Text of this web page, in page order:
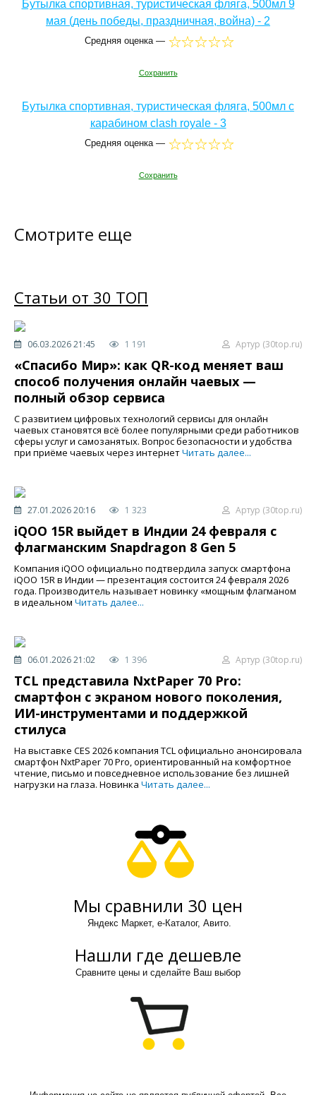
Бутылка спортивная, туристическая фляга, 500мл 9
мая (день победы, праздничная, война) - 2
Средняя оценка —
Сохранить
Бутылка спортивная, туристическая фляга, 500мл с
карабином clash royale - 3
Средняя оценка —
Сохранить
Смотрите еще
Статьи от 30 ТОП
06.03.2026 21:45 1 191 Артур (30top.ru)
«Спасибо Мир»: как QR-код меняет ваш
способ получения онлайн чаевых —
полный обзор сервиса
С развитием цифровых технологий сервисы для онлайн
чаевых становятся всё более популярными среди работников
сферы услуг и самозанятых. Вопрос безопасности и удобства
при приёме чаевых через интернетЧитать далее...
27.01.2026 20:16 1 323 Артур (30top.ru)
iQOO 15R выйдет в Индии 24 февраля с
флагманским Snapdragon 8 Gen 5
Компания iQOO официально подтвердила запуск смартфона
iQOO 15R в Индии — презентация состоится 24 февраля 2026
года. Производитель называет новинку «мощным флагманом
в идеальном Читать далее...
06.01.2026 21:02 1 396 Артур (30top.ru)
TCL представила NxtPaper 70 Pro:
смартфон с экраном нового поколения,
ИИ-инструментами и поддержкой
стилуса
На выставке CES 2026 компания TCL официально анонсировала
смартфон NxtPaper 70 Pro, ориентированный на комфортное
чтение, письмо и повседневное использование без лишней
нагрузки на глаза. Новинка Читать далее...
Мы сравнили 30 цен
Яндекс Маркет, е-Каталог, Авито.
Нашли где дешевле
Сравните цены и сделайте Ваш выбор